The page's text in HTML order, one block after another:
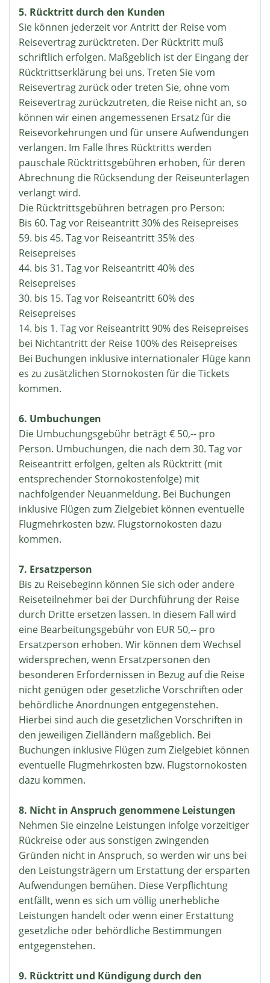
5. Rücktritt durch den Kunden
Sie können jederzeit vor Antritt der Reise vom
Reisevertrag zurücktreten. Der Rücktritt muß
schriftlich erfolgen. Maßgeblich ist der Eingang der
Rücktrittserklärung bei uns. Treten Sie vom
Reisevertrag zurück oder treten Sie, ohne vom
Reisevertrag zurückzutreten, die Reise nicht an, so
können wir einen angemessenen Ersatz für die
Reisevorkehrungen und für unsere Aufwendungen
verlangen. Im Falle Ihres Rücktritts werden
pauschale Rücktrittsgebühren erhoben, für deren
Abrechnung die Rücksendung der Reiseunterlagen
verlangt wird.
Die Rücktrittsgebühren betragen pro Person:
Bis 60. Tag vor Reiseantritt 30% des Reisepreises
59. bis 45. Tag vor Reiseantritt 35% des
Reisepreises
44. bis 31. Tag vor Reiseantritt 40% des
Reisepreises
30. bis 15. Tag vor Reiseantritt 60% des
Reisepreises
14. bis 1. Tag vor Reiseantritt 90% des Reisepreises
bei Nichtantritt der Reise 100% des Reisepreises
Bei Buchungen inklusive internationaler Flüge kann
es zu zusätzlichen Stornokosten für die Tickets
kommen.
6. Umbuchungen
Die Umbuchungsgebühr beträgt € 50,-- pro
Person. Umbuchungen, die nach dem 30. Tag vor
Reiseantritt erfolgen, gelten als Rücktritt (mit
entsprechender Stornokostenfolge) mit
nachfolgender Neuanmeldung. Bei Buchungen
inklusive Flügen zum Zielgebiet können eventuelle
Flugmehrkosten bzw. Flugstornokosten dazu
kommen.
7. Ersatzperson
Bis zu Reisebeginn können Sie sich oder andere
Reiseteilnehmer bei der Durchführung der Reise
durch Dritte ersetzen lassen. In diesem Fall wird
eine Bearbeitungsgebühr von EUR 50,-- pro
Ersatzperson erhoben. Wir können dem Wechsel
widersprechen, wenn Ersatzpersonen den
besonderen Erfordernissen in Bezug auf die Reise
nicht genügen oder gesetzliche Vorschriften oder
behördliche Anordnungen entgegenstehen.
Hierbei sind auch die gesetzlichen Vorschriften in
den jeweiligen Zielländern maßgeblich. Bei
Buchungen inklusive Flügen zum Zielgebiet können
eventuelle Flugmehrkosten bzw. Flugstornokosten
dazu kommen.
8. Nicht in Anspruch genommene Leistungen
Nehmen Sie einzelne Leistungen infolge vorzeitiger
Rückreise oder aus sonstigen zwingenden
Gründen nicht in Anspruch, so werden wir uns bei
den Leistungsträgern um Erstattung der ersparten
Aufwendungen bemühen. Diese Verpflichtung
entfällt, wenn es sich um völlig unerhebliche
Leistungen handelt oder wenn einer Erstattung
gesetzliche oder behördliche Bestimmungen
entgegenstehen.
9. Rücktritt und Kündigung durch den